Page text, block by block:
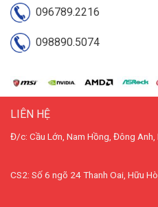
096789.2216
098890.5074
LIÊN HỆ
Đ/c: Cầu Lớn, Nam Hồng, Đông Anh,
CS2: Số 6 ngõ 24 Thanh Oai, Hữu